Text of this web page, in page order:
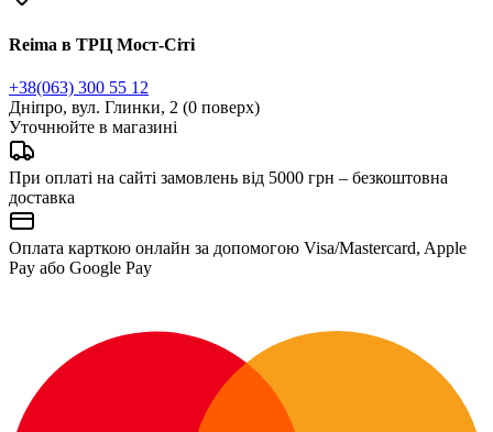
Reima в ТРЦ Мост-Сіті
+38(063) 300 55 12
Дніпро, вул. Глинки, 2 (0 поверх)
Уточнюйте в магазині
При оплаті на сайті замовлень від 5000 грн – безкоштовна
доставка
Оплата карткою онлайн за допомогою Visa/Mastercard, Apple
Pay або Google Pay